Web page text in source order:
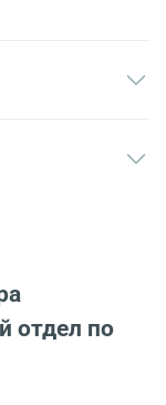
отдел по